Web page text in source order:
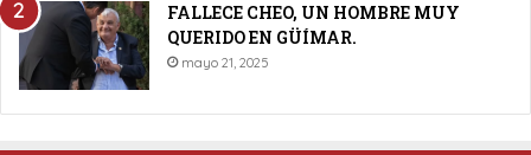
FALLECE CHEO, UN HOMBRE MUY
QUERIDO EN GÜÍMAR.
mayo 21, 2025